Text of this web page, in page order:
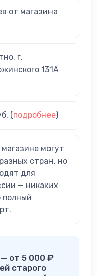
от магазина
г.
131А
(подробнее)
могут
стран, но
для
— никаких
полный
от 5 000 ₽
старого